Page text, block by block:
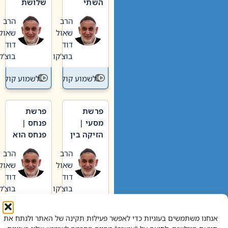
אנחנו משתמשים בעוגיות כדי לאפשר פעילות תקינה של האתר ולנתח את
וערב של
חיינו
הרב
שאול
דוד
בוצ'קו
לשמוע קול תורה – מדרש
האבות
הרב
שאול
דוד
בוצ'קו
לשמוע קול
פרשת
מסעי |
הזיקה בין
הגדול לעם הרב
שאול
דוד
בוצ'קו
לשמוע קול תורה – מדרש
פרשת
פנחס |
פנחס הוא
אליהו: בין
קנאות
הורסת
לקנאות
בונה
הרב
שאול
דוד
בוצ'קו
לשמוע קול